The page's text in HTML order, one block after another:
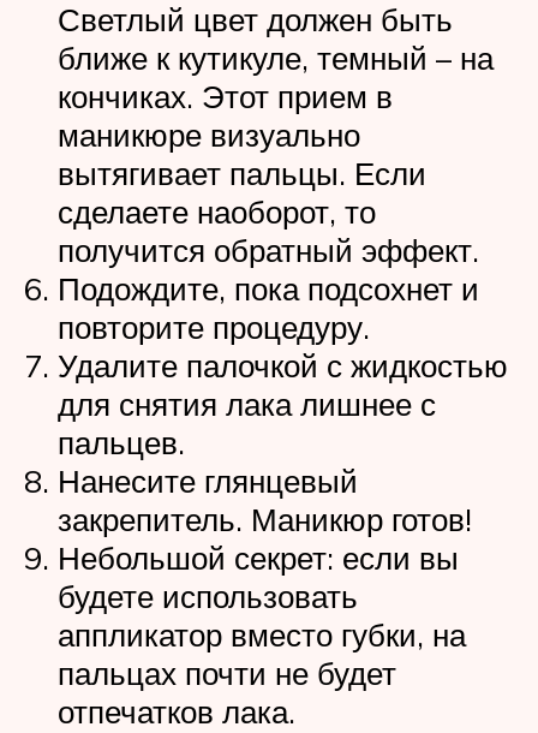
Светлый цвет должен быть
ближе к кутикуле, темный – на
кончиках. Этот прием в
маникюре визуально
вытягивает пальцы. Если
сделаете наоборот, то
получится обратный эффект.
Подождите, пока подсохнет и
повторите процедуру.
Удалите палочкой с жидкостью
для снятия лака лишнее с
пальцев.
Нанесите глянцевый
закрепитель. Маникюр готов!
Небольшой секрет: если вы
будете использовать
аппликатор вместо губки, на
пальцах почти не будет
отпечатков лака.